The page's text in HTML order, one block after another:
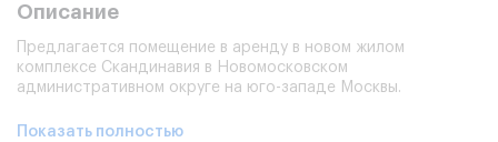
Описание
Предлагается помещение в аренду в новом жилом
комплексе Скандинавия в Новомосковском
административном округе на юго-западе Москвы.
Показать полностью